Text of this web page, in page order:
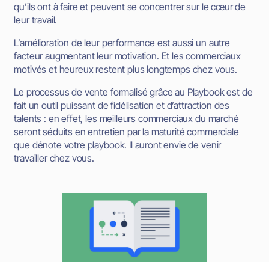
qu’ils ont à faire et peuvent se concentrer sur le cœur de
leur travail.
L’amélioration de leur performance est aussi un autre
facteur augmentant leur motivation. Et les commerciaux
motivés et heureux restent plus longtemps chez vous.
Le processus de vente formalisé grâce au Playbook est de
fait un outil puissant de fidélisation et d’attraction des
talents : en effet, les meilleurs commerciaux du marché
seront séduits en entretien par la maturité commerciale
que dénote votre playbook. Il auront envie de venir
travailler chez vous.